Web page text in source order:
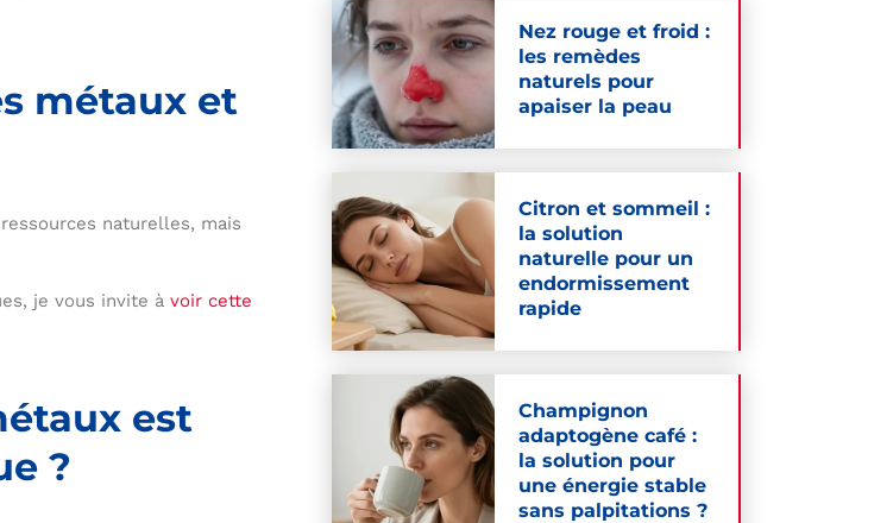
métaux et
naturelles, mais
je vous invite àvoir cette
est
?
Nez rouge et froid :
les remèdes
naturels pour
apaiser la peau
Citron et sommeil :
la solution
naturelle pour un
endormissement
rapide
Champignon
adaptogène café :
la solution pour
une énergie stable
sans palpitations ?